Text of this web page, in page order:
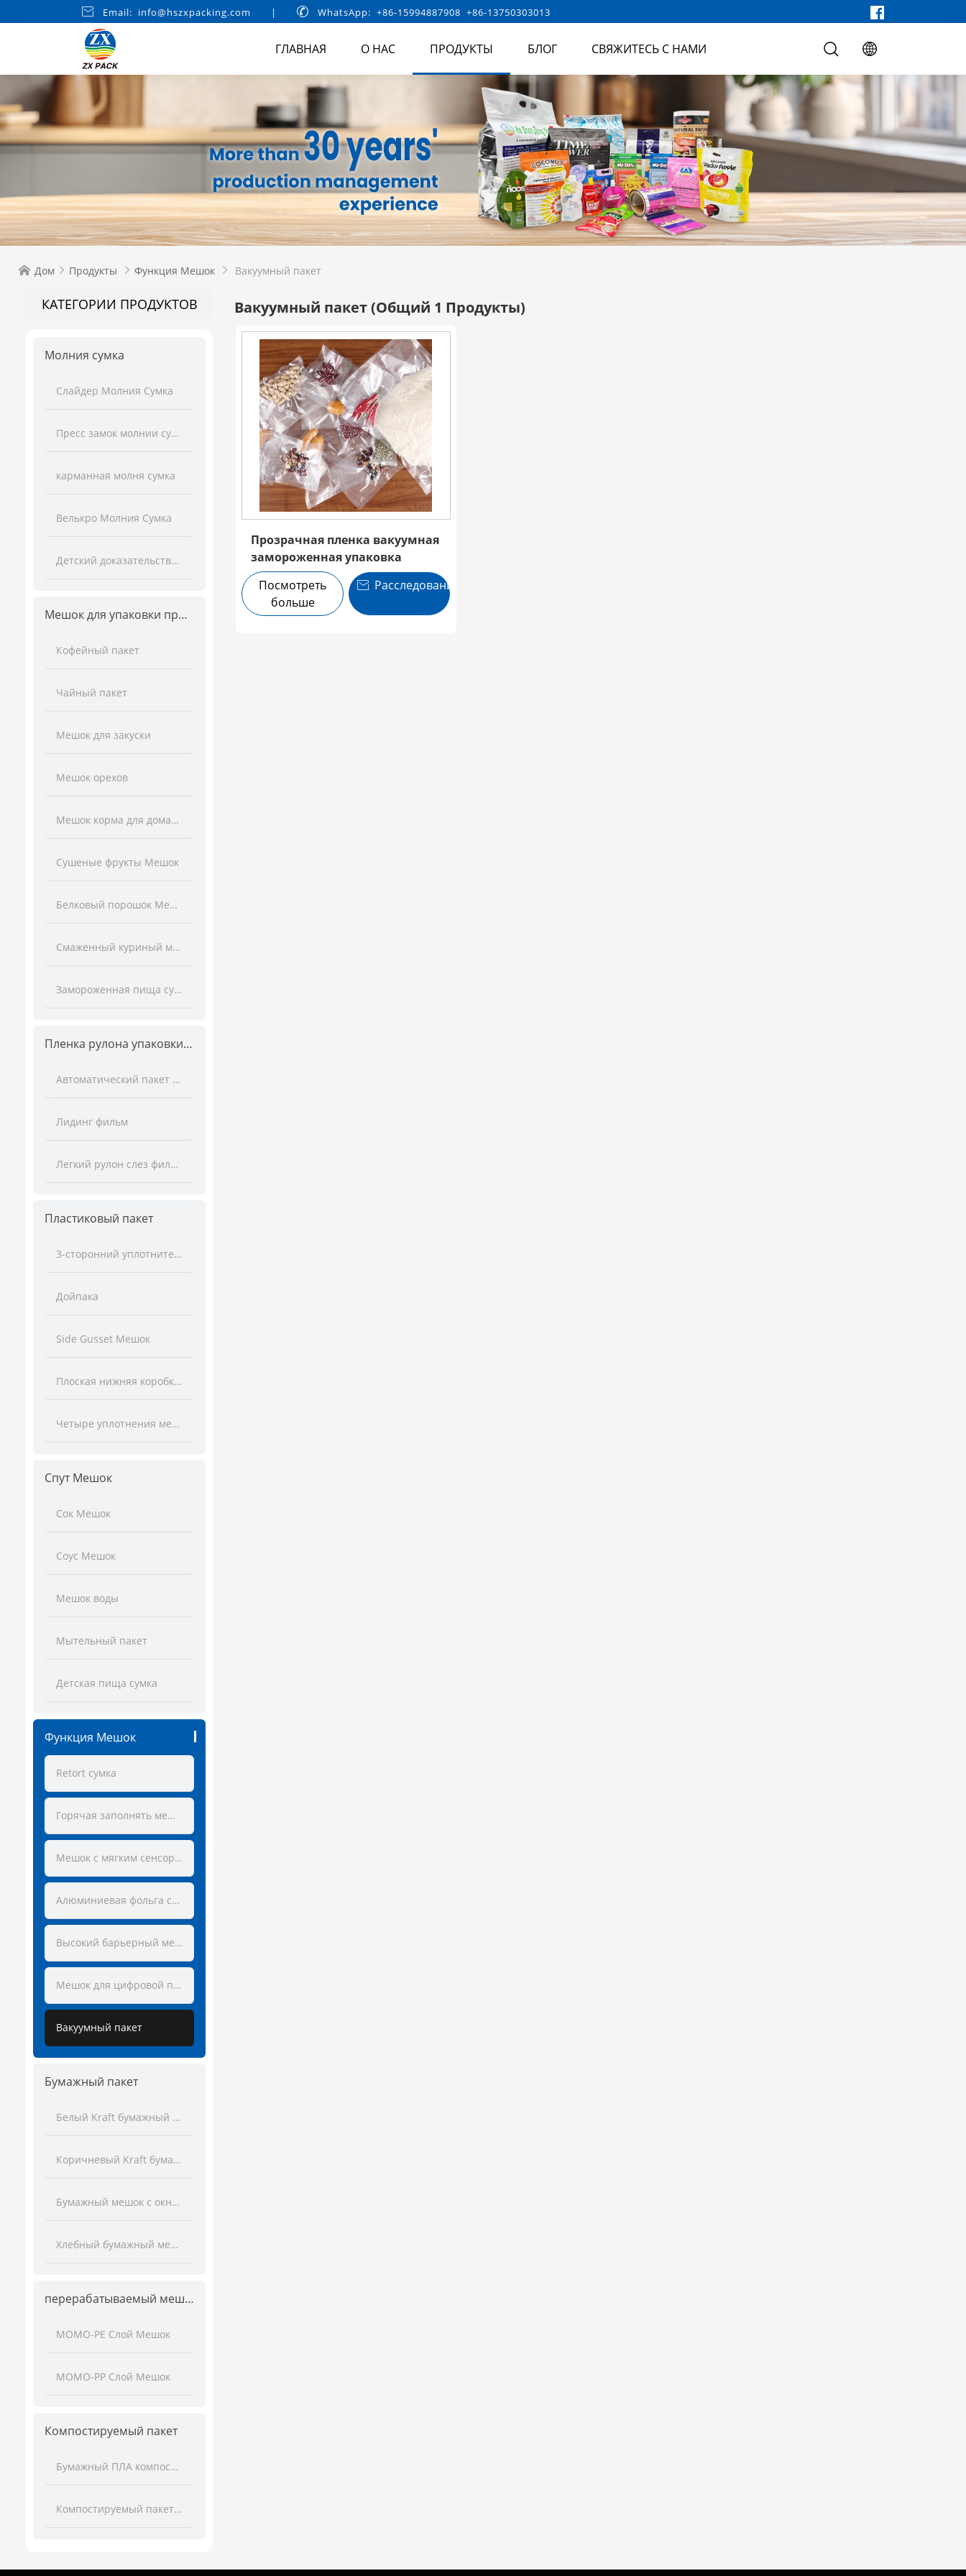
 Email: info@hszxpacking.com |  WhatsApp: +86-15994887908 +86-13750303013
ГЛАВНАЯ О НАС ПРОДУКТЫ БЛОГ СВЯЖИТЕСЬ С НАМИ
 Дом  Продукты  Функция Мешок  Вакуумный пакет
КАТЕГОРИИ ПРОДУКТОВ
Молния сумка
Слайдер Молния Сумка
Пресс замок молнии сумка
карманная молня сумка
Велькро Молния Сумка
Детский доказательство молнии сумка
Мешок для упаковки продуктов питания
Кофейный пакет
Чайный пакет
Мешок для закуски
Мешок орехов
Мешок корма для домашних животных
Сушеные фрукты Мешок
Белковый порошок Мешок
Смаженный куриный мешок
Замороженная пища сумка
Пленка рулона упаковки продуктов питания
Автоматический пакет ролл пленки
Лидинг фильм
Легкий рулон слез фильм
Пластиковый пакет
3-сторонний уплотнительный мешок
Дойпака
Side Gusset Мешок
Плоская нижняя коробка мешок
Четыре уплотнения мешок
Спут Мешок
Сок Мешок
Соус Мешок
Мешок воды
Мытельный пакет
Детская пища сумка
Функция Мешок
Retort сумка
Горячая заполнять мешок
Мешок с мягким сенсором
Алюминиевая фольга сумка
Высокий барьерный мешок
Мешок для цифровой печати
Вакуумный пакет
Бумажный пакет
Белый Kraft бумажный мешок
Коричневый Kraft бумажный мешок
Бумажный мешок с окном
Хлебный бумажный мешок
перерабатываемый мешок
MOMO-PE Слой Мешок
MOMO-PP Слой Мешок
Компостируемый пакет
Бумажный ПЛА компостируемый мешок
Компостируемый пакет PLA
Вакуумный пакет(Общий 1 Продукты)
Прозрачная пленка вакуумная
замороженная упаковка
Посмотреть
больше
 Расследование